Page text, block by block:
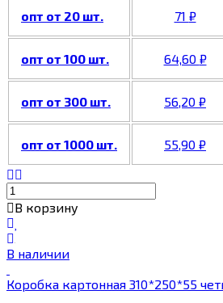
опт от 20 шт. 71 ₽
опт от 100 шт. 64,60 ₽
опт от 300 шт. 56,20 ₽
опт от 1000 шт. 55,90 ₽
В корзину
В наличии
Коробка картонная 310*250*55